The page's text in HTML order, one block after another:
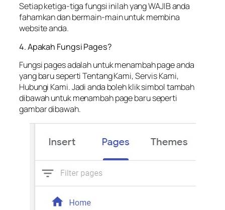
Setiap ketiga-tiga fungsi inilah yang WAJIB anda
fahamkan dan bermain-main untuk membina
website anda.
4. Apakah Fungsi Pages?
Fungsi pages adalah untuk menambah page anda
yang baru seperti Tentang Kami, Servis Kami,
Hubungi Kami. Jadi anda boleh klik simbol tambah
dibawah untuk menambah page baru seperti
gambar dibawah.